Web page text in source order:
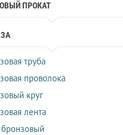
ПРОКАТ
труба
проволока
круг
лента